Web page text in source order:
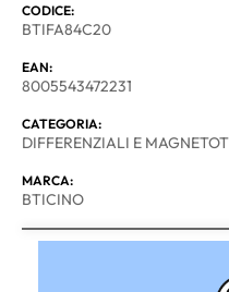
CODICE:
BTIFA84C20
EAN:
8005543472231
CATEGORIA:
DIFFERENZIALI E
MARCA:
BTICINO